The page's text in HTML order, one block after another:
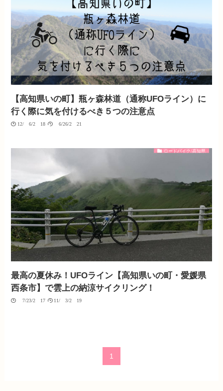
【高知県いの町】瓶ヶ森林道（通称UFOライン）に
行く際に気を付けるべき５つの注意点
12/06/2018 06/26/2021
ロードバイク/高知県
最高の夏休み！UFOライン【高知県いの町・愛媛県
西条市】で雲上の納涼サイクリング！
07/23/2017 11/03/2019
1